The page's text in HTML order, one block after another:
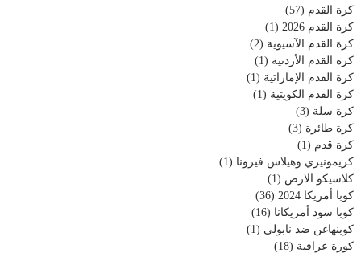
كرة القدم (57)
كرة القدم 2026
(1)
كرة القدم الآسيوية (2)
كرة القدم الأردنية (1)
كرة القدم الإماراتية (1)
كرة القدم الكويتية (1)
كرة سلة (3)
كرة طائرة (3)
كرة قدم (1)
كريمونيزي وهيلاس فيرونا (1)
كلاسيكو الارض (1)
كوبا أمريكا 2024
(36)
كوبا سود أمريكانا (16)
كوبنهاغن ضد نابولي (1)
كورة عراقية (18)